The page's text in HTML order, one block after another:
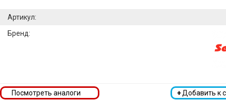
Артикул:
Бренд:
+Добавить к
Посмотреть аналоги